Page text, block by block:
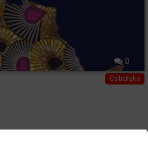
0
Ostrołęka